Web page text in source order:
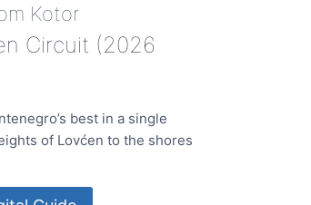
Kotor
Circuit (2026
best in a single
of Lovćen to the shores